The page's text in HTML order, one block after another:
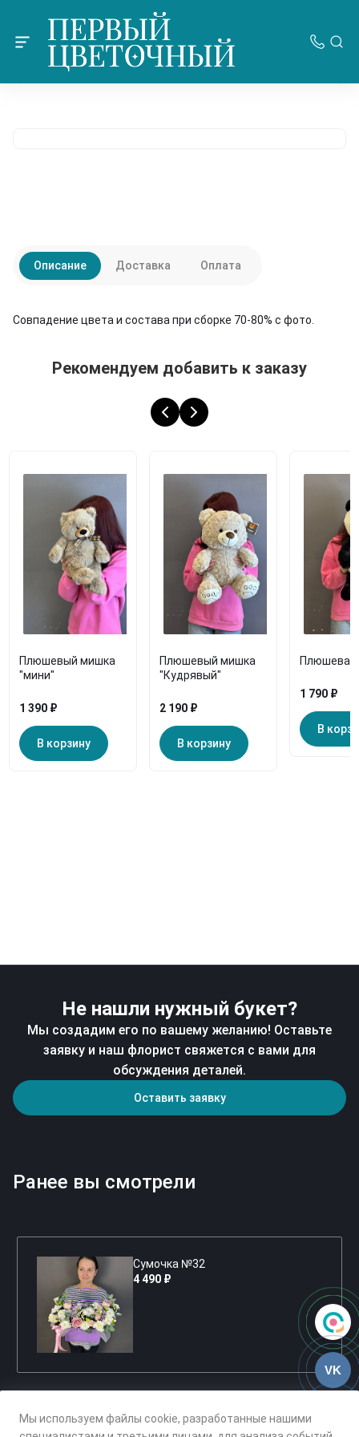
VK
Описание
Совпадение цвета и состава при сборке 70-80% с фото.
Доставка Оплата
Рекомендуем добавить к заказу
Плюшевый мишка
"мини"
1 390 ₽
В корзину
Плюшевый мишка
"Кудрявый"
2 190 ₽
В корзину
Плюшевая
1 790 ₽
В
Не нашли нужный букет?
Мы создадим его по вашему желанию! Оставьте
заявку и наш флорист свяжется с вами для
обсуждения деталей.
Оставить заявку
Ранее вы смотрели
Сумочка №32
4 490 ₽
Мы используем файлы cookie, разработанные нашими